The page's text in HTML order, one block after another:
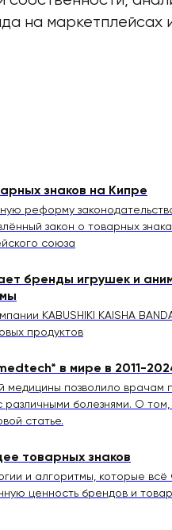
на маркетплейсах
знаков на Кипре
реформу
закон о товарных
союза
бренды игрушек и
KABUSHIKI KAISHA
продуктов
в мире в 2011-
медицины позволило врачам
различными болезнями. О
статье.
товарных знаков
и алгоритмы, которые всё
ценность брендов и